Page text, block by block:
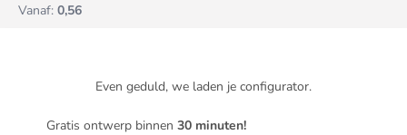
Vanaf: 0,56
Even geduld, we laden je configurator.
Gratis ontwerp binnen 30 minuten!